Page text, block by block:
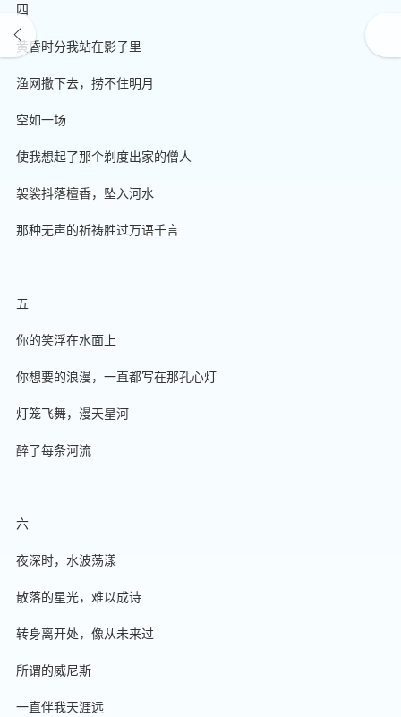
四
黄昏时分我站在影子里
渔网撒下去，捞不住明月
空如一场
使我想起了那个剃度出家的僧人
袈裟抖落檀香，坠入河水
那种无声的祈祷胜过万语千言
五
你的笑浮在水面上
你想要的浪漫，一直都写在那孔心灯
灯笼飞舞，漫天星河
醉了每条河流
六
夜深时，水波荡漾
散落的星光，难以成诗
转身离开处，像从未来过
所谓的威尼斯
一直伴我天涯远